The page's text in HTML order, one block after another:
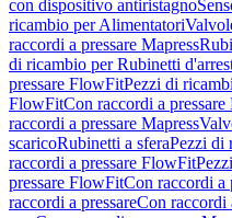
con dispositivo antiristagno
ricambio per Alimentatori
raccordi a pressare Mapress
di ricambio per Rubinetti
pressare FlowFitPezzi di
FlowFitCon raccordi a pressare
raccordi a pressare Mapress
scaricoRubinetti a sferaPezzi di
raccordi a pressare FlowFit
pressare FlowFitCon raccordi a
raccordi a pressareCon raccordi